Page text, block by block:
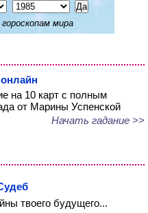
мира
на 10 карт с полным
от Марины Успенской
Начать гадание >>
твоего будущего...